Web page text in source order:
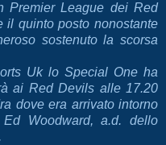
Premier League dei Red
il quinto posto nonostante
sostenuto la scorsa
Uk lo Special One ha
ai Red Devils alle 17.20
dove era arrivato intorno
Woodward, a.d. dello